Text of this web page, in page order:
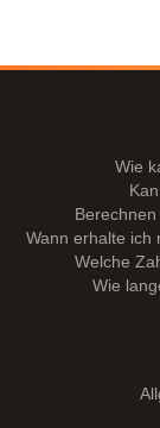
Wie
Wann erhalte ich
Welche
Wie